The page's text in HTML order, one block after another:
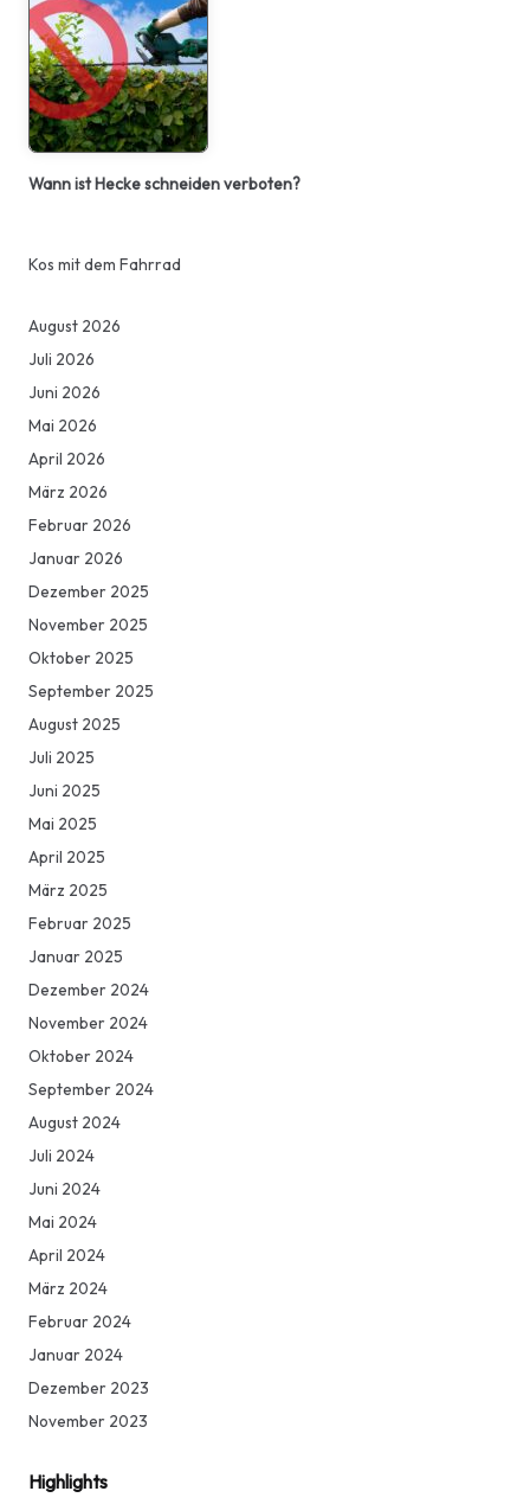
Wann ist Hecke schneiden verboten?
Kos mit dem Fahrrad
August 2026
Juli 2026
Juni 2026
Mai 2026
April 2026
März 2026
Februar 2026
Januar 2026
Dezember 2025
November 2025
Oktober 2025
September 2025
August 2025
Juli 2025
Juni 2025
Mai 2025
April 2025
März 2025
Februar 2025
Januar 2025
Dezember 2024
November 2024
Oktober 2024
September 2024
August 2024
Juli 2024
Juni 2024
Mai 2024
April 2024
März 2024
Februar 2024
Januar 2024
Dezember 2023
November 2023
Highlights